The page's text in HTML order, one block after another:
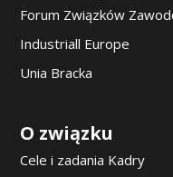
Forum Związków
Industriall Europe
Unia Bracka
O związku
Cele i zadania Kadry